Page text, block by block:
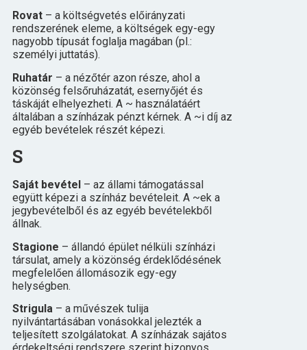
Rovat – a költségvetés előirányzati
rendszerének eleme, a költségek egy-egy
nagyobb típusát foglalja magában (pl.:
személyi juttatás).
Ruhatár – a nézőtér azon része, ahol a
közönség felsőruházatát, esernyőjét és
táskáját elhelyezheti. A ~ használatáért
általában a színházak pénzt kérnek. A ~i díj az
egyéb bevételek részét képezi.
S
Saját bevétel – az állami támogatással
együtt képezi a színház bevételeit. A ~ek a
jegybevételből és az egyéb bevételekből
állnak.
Stagione – állandó épület nélküli színházi
társulat, amely a közönség érdeklődésének
megfelelően állomásozik egy-egy
helységben.
Strigula – a művészek tulija
nyilvántartásában vonásokkal jelezték a
teljesített szolgálatokat. A színházak sajátos